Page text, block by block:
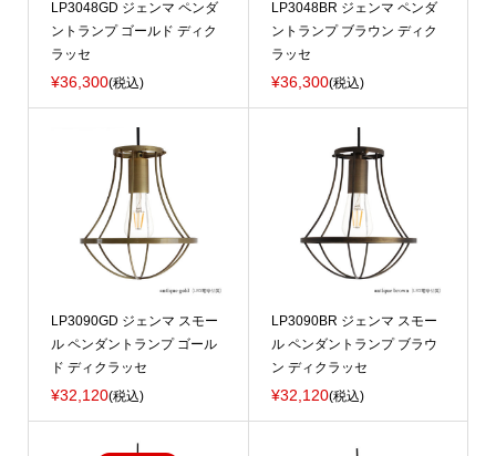
LP3048GD ジェンマ ペンダ
ントランプ ゴールド ディク
ラッセ
¥36,300(税込)
LP3048BR ジェンマ ペンダ
ントランプ ブラウン ディク
ラッセ
¥36,300(税込)
LP3090GD ジェンマ スモー
ル ペンダントランプ ゴール
ド ディクラッセ
¥32,120(税込)
LP3090BR ジェンマ スモー
ル ペンダントランプ ブラウ
ン ディクラッセ
¥32,120(税込)